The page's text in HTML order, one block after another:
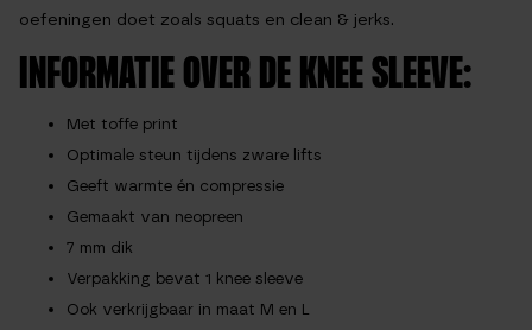
oefeningen doet zoals squats en clean & jerks.
INFORMATIE OVER DE KNEE SLEEVE:
Met toffe print
Optimale steun tijdens zware lifts
Geeft warmte én compressie
Gemaakt van neopreen
7 mm dik
Verpakking bevat 1 knee sleeve
Ook verkrijgbaar in maat M en L